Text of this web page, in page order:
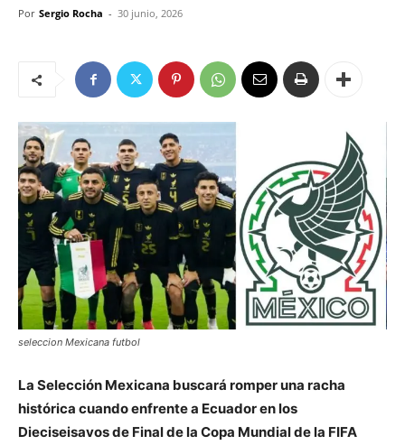
Por Sergio Rocha - 30 junio, 2026
seleccion Mexicana futbol
La Selección Mexicana buscará romper una racha
histórica cuando enfrente a Ecuador en los
Dieciseisavos de Final de la Copa Mundial de la FIFA